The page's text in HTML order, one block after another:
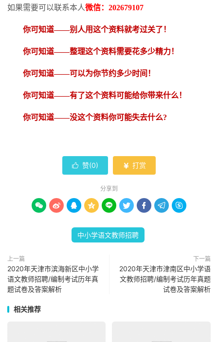
如果需要可以联系本人微信： 202679107
你可知道——别人用这个资料就考过关了！
你可知道——整理这个资料需要花多少精力！
你可知道——可以为你节约多少时间！
你可知道——有了这个资料可能给你带来什么！
你可知道——没这个资料你可能失去什么?
 赞(0)  打赏
分享到
        
中小学语文教师招聘
上一篇
2020年天津市滨海新区中小学
语文教师招聘/编制考试历年真
题试卷及答案解析
下一篇
2020年天津市津南区中小学语
文教师招聘/编制考试历年真题
试卷及答案解析
相关推荐